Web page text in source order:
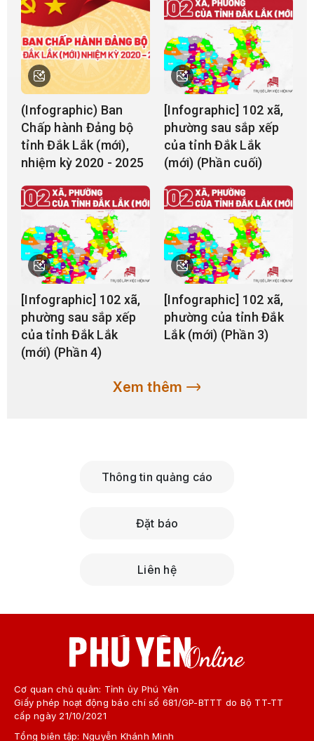
thời thành lập tổ chức đảng, chính quyền và
Mặt trận Tổ quốc tại các đơn vị mới.
(Infographic) Ban
Chấp hành Đảng bộ
tỉnh Đắk Lắk (mới),
nhiệm kỳ 2020 - 2025
[Infographic] 102 xã,
phường sau sắp xếp
của tỉnh Đắk Lắk
(mới) (Phần cuối)
[Infographic] 102 xã,
phường sau sắp xếp
của tỉnh Đắk Lắk
(mới) (Phần 4)
[Infographic] 102 xã,
phường của tỉnh Đắk
Lắk (mới) (Phần 3)
Xem thêm
Thông tin quảng cáo
Đặt báo
Liên hệ
Cơ quan chủ quản: Tỉnh ủy Phú Yên
Giấy phép hoạt động báo chí số 681/GP-BTTT do Bộ TT-TT
cấp ngày 21/10/2021
Tổng biên tập: Nguyễn Khánh Minh